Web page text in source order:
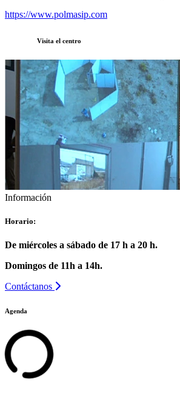
https://www.polmasip.com
Visita el centro
Información
Horario:
De miércoles a sábado de 17 h a 20 h.
Domingos de 11h a 14h.
Contáctanos
Agenda